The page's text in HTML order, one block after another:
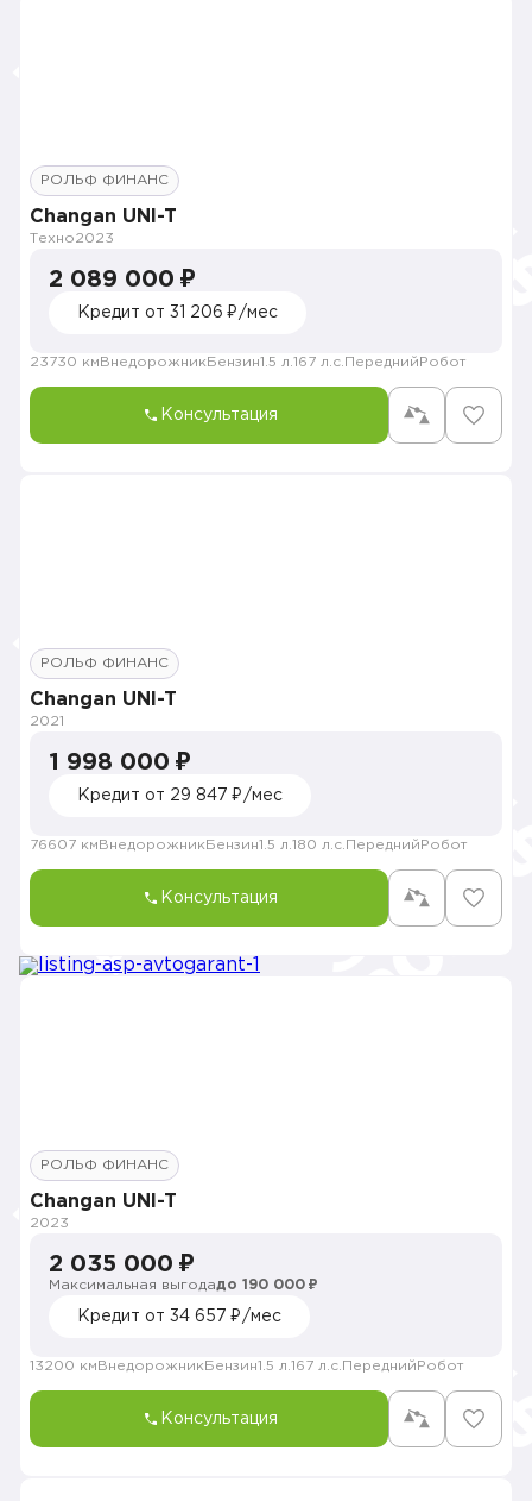
РОЛЬФ ФИНАНС
Changan UNI-T
Техно2023
2 089 000 ₽
Кредит от 31 206 ₽/мес
23730 км Внедорожник Бензин1.5 л. 167 л.с. Передний Робот
Консультация
РОЛЬФ ФИНАНС
Changan UNI-T
2021
1 998 000 ₽
Кредит от 29 847 ₽/мес
76607 км Внедорожник Бензин1.5 л. 180 л.с. Передний Робот
Консультация
РОЛЬФ ФИНАНС
Changan UNI-T
2023
2 035 000 ₽
Максимальная выгодадо 190 000 ₽
Кредит от 34 657 ₽/мес
13200 км Внедорожник Бензин1.5 л. 167 л.с. Передний Робот
Консультация